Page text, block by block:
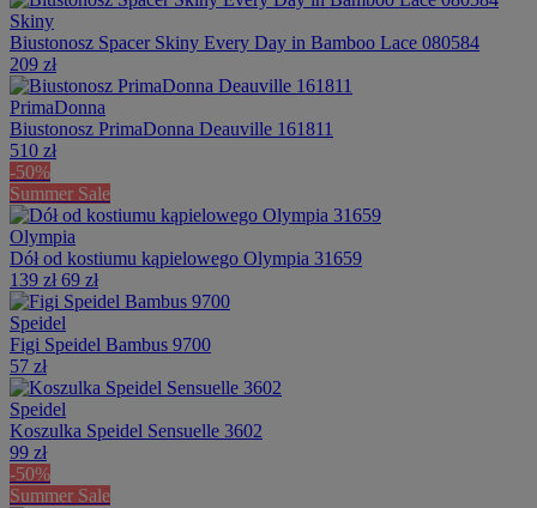
Skiny
Biustonosz Spacer Skiny Every Day in Bamboo Lace 080584
209 zł
PrimaDonna
Biustonosz PrimaDonna Deauville 161811
510 zł
-50%
Summer Sale
Olympia
Dół od kostiumu kąpielowego Olympia 31659
139 zł 69 zł
Speidel
Figi Speidel Bambus 9700
57 zł
Speidel
Koszulka Speidel Sensuelle 3602
99 zł
-50%
Summer Sale